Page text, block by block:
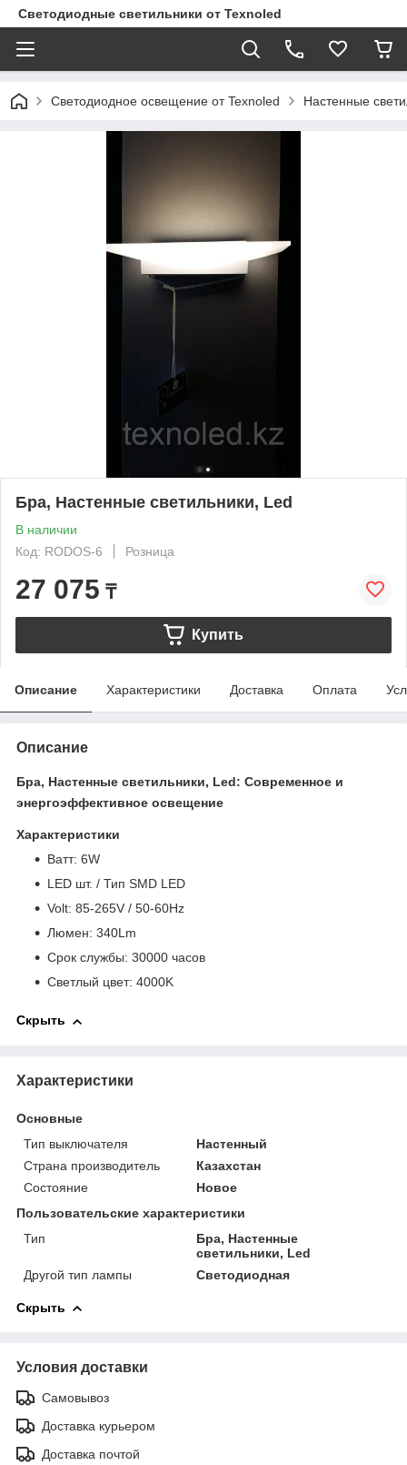
Светодиодные светильники от Texnoled
Светодиодное освещение от Texnoled Настенные
Бра, Настенные светильники, Led
В наличии
Код: RODOS-6
Розница
27 075 ₸
Купить
Описание Характеристики Доставка Оплата
Описание
Бра, Настенные светильники, Led: Современное и
энергоэффективное освещение
Характеристики
Bатт: 6W
LED шт. / Тип SMD LED
Volt: 85-265V / 50-60Hz
Люмен: 340Lm
Срок службы: 30000 часов
Светлый цвет: 4000K
Скрыть
Характеристики
Основные
Тип выключателя
Настенный
Страна производитель
Казахстан
Состояние
Новое
Пользовательские характеристики
Тип
Бра, Настенные
светильники, Led
Другой тип лампы
Светодиодная
Скрыть
Условия доставки
Самовывоз
Доставка курьером
Доставка почтой